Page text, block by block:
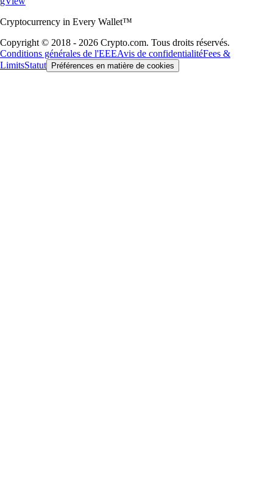
Cryptocurrency in Every Wallet™
Copyright © 2018 - 2026 Crypto.com. Tous droits réservés.
Conditions générales de l'EEEAvis de confidentialitéFees &
LimitsStatut Préférences en matière de cookies